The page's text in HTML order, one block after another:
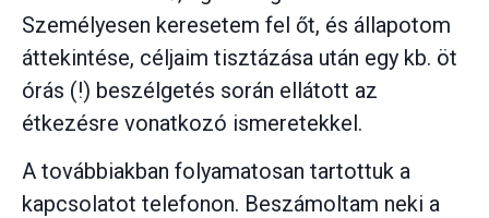
Személyesen keresetem fel őt, és állapotom
áttekintése, céljaim tisztázása után egy kb. öt
órás (!) beszélgetés során ellátott az
étkezésre vonatkozó ismeretekkel.
A továbbiakban folyamatosan tartottuk a
kapcsolatot telefonon. Beszámoltam neki a